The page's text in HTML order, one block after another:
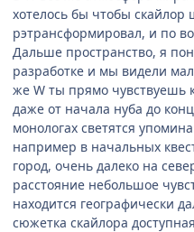
хотелось бы чтобы скайлор
рэтрансформировал, и по
Дальше пространство, я
разработке и мы видели
же W ты прямо чувствуешь
даже от начала нуба до
монологах светятся
например в начальных
город, очень далеко на
расстояние небольшое
находится географически
сюжетка скайлора